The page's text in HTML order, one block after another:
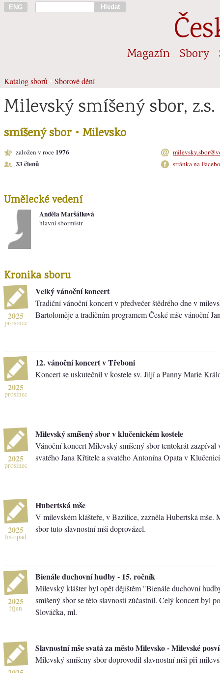
ENG Hledat
Magazín Sbory
Katalog sborů Sborové dění
Milevský smíšený sbor, z.s.
smíšený sbor • Milevsko
založen v roce 1976
33 členů
stránka na
Umělecké vedení
Anděla Maršálková
hlavní sbormistr
Kronika sboru
2025
prosinec
Velký vánoční koncert
Tradiční vánoční koncert v předvečer štědrého dne v
Bartoloměje a tradičním programem České mše vánoční
2025
prosinec
12. vánoční koncert v Třeboni
Koncert se uskutečnil v kostele sv. Jiljí a Panny Marie
2025
prosinec
Milevský smíšený sbor v klučenickém kostele
Vánoční koncert Milevský smíšený sbor tentokrát zazpíval
svatého Jana Křtitele a svatého Antonína Opata v
2025
listopad
Hubertská mše
V milevském klášteře, v Bazilice, zazněla Hubertská mše.
sbor tuto slavnostní mši doprovázel.
2025
říjen
Bienále duchovní hudby - 15. ročník
Milevský klášter byl opět dějištěm "Bienále duchovní
smíšený sbor se této slavnosti zúčastnil. Celý koncert byl
Slováčka, ml.
Slavnostní mše svatá za město Milevsko - Milevské
Milevský smíšeny sbor doprovodil slavnostní mši při